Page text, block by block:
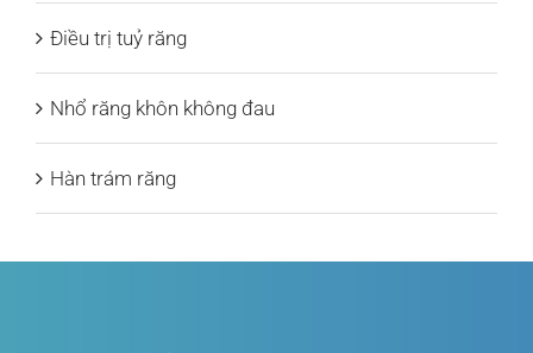
Điều trị tuỷ răng
Nhổ răng khôn không đau
Hàn trám răng